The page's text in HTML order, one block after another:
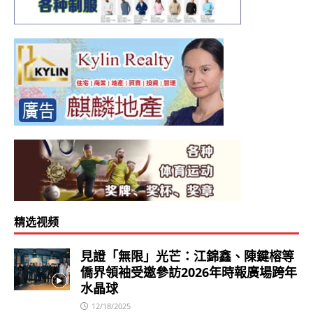
精选视频
見證「無限」光芒：江錦鑫、陳鍵榕等
僑界領袖受邀參訪2026年時報廣場跨年
水晶球
12/18/2025